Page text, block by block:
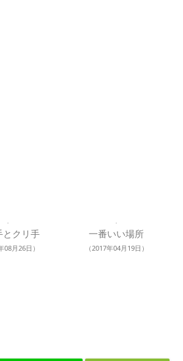
とクリ手
08月26日）
一番いい場所
（2017年04月19日）